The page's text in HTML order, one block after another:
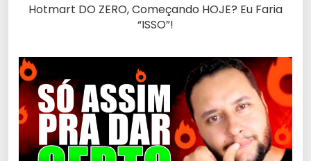
Hotmart DO ZERO, Começando HOJE? Eu Faria
“ISSO”!